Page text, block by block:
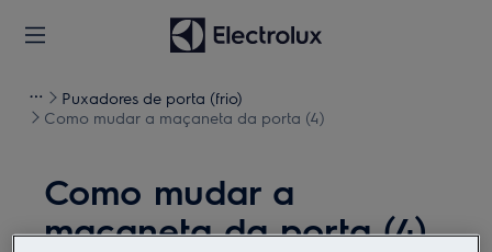
Puxadores de porta (frio)
Como mudar a maçaneta da porta (4)
Como mudar a
maçaneta da porta (4)